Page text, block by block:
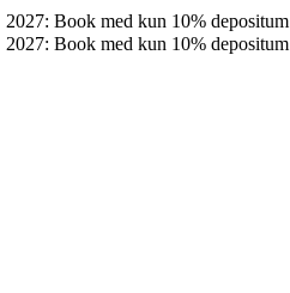
Book med kun 10% depositum
Book med kun 10% depositum